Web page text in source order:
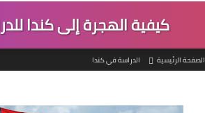
كيفية الهجرة إلى كندا
الصفحة الرئيسية الدراسة في كندا